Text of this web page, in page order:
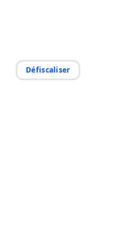
Défiscaliser